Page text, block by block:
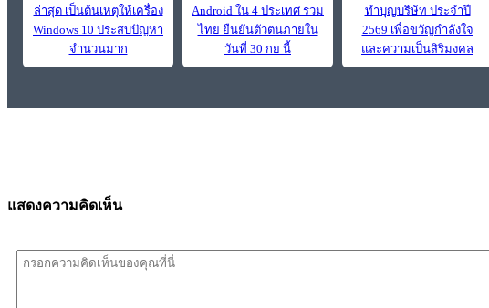
ล่าสุด เป็นต้นเหตุให้เครื่อง
Windows 10 ประสบปัญหา
จำนวนมาก
Android ใน 4 ประเทศ รวม
ไทย ยืนยันตัวตนภายใน
วันที่ 30 กย นี้
ทำบุญบริษัท ประจำปี
2569 เพื่อขวัญกำลังใจ
และความเป็นสิริมงคล
แสดงความคิดเห็น